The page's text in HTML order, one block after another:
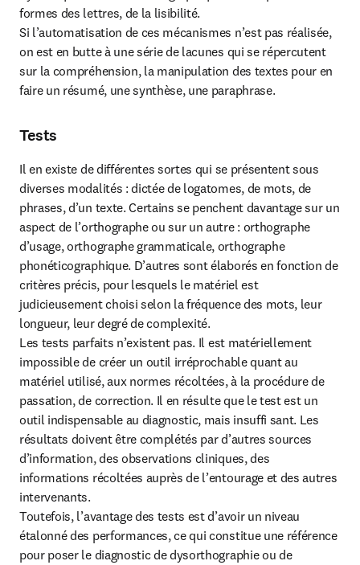
formes des lettres, de la lisibilité.
Si l’automatisation de ces mécanismes n’est pas réalisée,
on est en butte à une série de lacunes qui se répercutent
sur la compréhension, la manipulation des textes pour en
faire un résumé, une synthèse, une paraphrase.
Tests
Il en existe de différentes sortes qui se présentent sous
diverses modalités : dictée de logatomes, de mots, de
phrases, d’un texte. Certains se penchent davantage sur un
aspect de l’orthographe ou sur un autre : orthographe
d’usage, orthographe grammaticale, orthographe
phonéticographique. D’autres sont élaborés en fonction de
critères précis, pour lesquels le matériel est
judicieusement choisi selon la fréquence des mots, leur
longueur, leur degré de complexité.
Les tests parfaits n’existent pas. Il est matériellement
impossible de créer un outil irréprochable quant au
matériel utilisé, aux normes récoltées, à la procédure de
passation, de correction. Il en résulte que le test est un
outil indispensable au diagnostic, mais insuffi sant. Les
résultats doivent être complétés par d’autres sources
d’information, des observations cliniques, des
informations récoltées auprès de l’entourage et des autres
intervenants.
Toutefois, l’avantage des tests est d’avoir un niveau
étalonné des performances, ce qui constitue une référence
pour poser le diagnostic de dysorthographie ou de